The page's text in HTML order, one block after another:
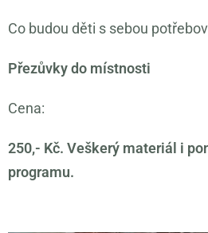
Co budou děti s sebou
Přezůvky do místnosti
Cena:
250,- Kč. Veškerý materiál i
programu.